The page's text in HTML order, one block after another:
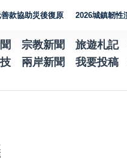
後復原 2026城鎮韌性演習加
宗教新聞 旅遊札記
兩岸新聞 我要投稿